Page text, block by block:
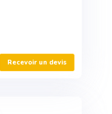
Recevoir un devis